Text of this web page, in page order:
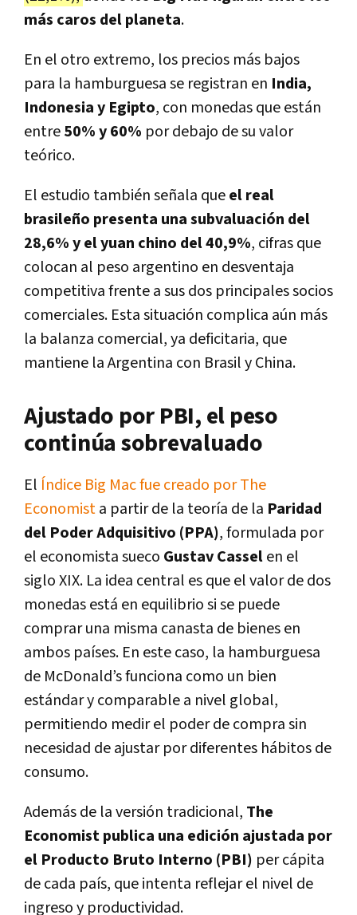
más caros del planeta.
En el otro extremo, los precios más bajos
para la hamburguesa se registran en India,
Indonesia y Egipto, con monedas que están
entre50% y 60% por debajo de su valor
teórico.
El estudio también señala queel real
brasileño presenta una subvaluación del
28,6% y el yuan chino del 40,9%, cifras que
colocan al peso argentino en desventaja
competitiva frente a sus dos principales socios
comerciales. Esta situación complica aún más
la balanza comercial, ya deficitaria, que
mantiene la Argentina con Brasil y China.
Ajustado por PBI, el peso
continúa sobrevaluado
El Índice Big Mac fue creado por The
Economista partir de la teoría de la Paridad
del Poder Adquisitivo (PPA), formulada por
el economista sueco Gustav Casselen el
siglo XIX. La idea central es que el valor de dos
monedas está en equilibrio si se puede
comprar una misma canasta de bienes en
ambos países. En este caso, la hamburguesa
de McDonald’s funciona como un bien
estándar y comparable a nivel global,
permitiendo medir el poder de compra sin
necesidad de ajustar por diferentes hábitos de
consumo.
Además de la versión tradicional, The
Economist publica una edición ajustada por
el Producto Bruto Interno (PBI) per cápita
de cada país, que intenta reflejar el nivel de
ingreso y productividad.